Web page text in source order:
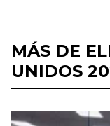
MÁS DE
UNIDOS